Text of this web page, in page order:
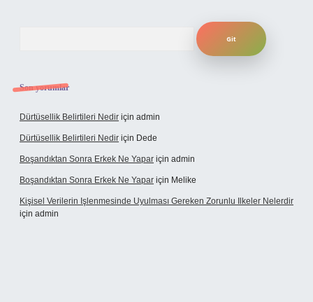
Son yorumlar
Dürtüsellik Belirtileri Nedir için admin
Dürtüsellik Belirtileri Nedir için Dede
Boşandıktan Sonra Erkek Ne Yapar için admin
Boşandıktan Sonra Erkek Ne Yapar için Melike
Kişisel Verilerin Işlenmesinde Uyulması Gereken Zorunlu Ilkeler Nelerdir
için admin